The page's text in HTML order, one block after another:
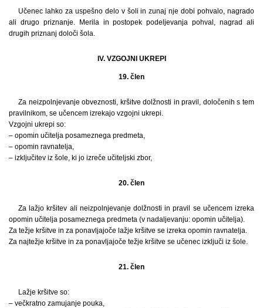
Učenec lahko za uspešno delo v šoli in zunaj nje dobi pohvalo, nagrado
ali drugo priznanje. Merila in postopek podeljevanja pohval, nagrad ali
drugih priznanj določi šola.
IV. VZGOJNI UKREPI
19. člen
Za neizpolnjevanje obveznosti, kršitve dolžnosti in pravil, določenih s tem
pravilnikom, se učencem izrekajo vzgojni ukrepi.
Vzgojni ukrepi so:
– opomin učitelja posameznega predmeta,
– opomin ravnatelja,
– izključitev iz šole, ki jo izreče učiteljski zbor,
20. člen
Za lažjo kršitev ali neizpolnjevanje dolžnosti in pravil se učencem izreka
opomin učitelja posameznega predmeta (v nadaljevanju: opomin učitelja).
Za težje kršitve in za ponavljajoče lažje kršitve se izreka opomin ravnatelja.
Za najtežje kršitve in za ponavljajoče težje kršitve se učenec izključi iz šole.
21. člen
Lažje kršitve so:
– večkratno zamujanje pouka,